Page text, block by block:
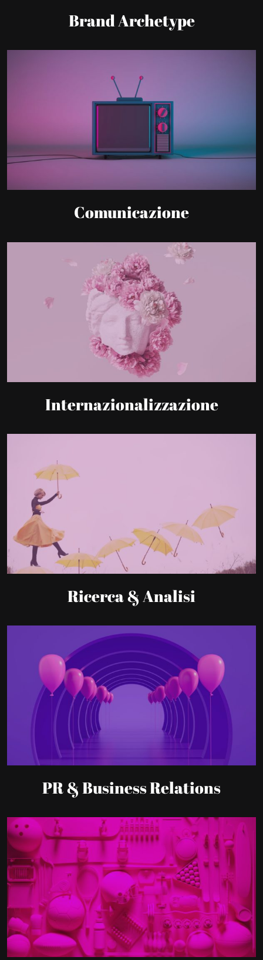
Brand Archetype
Comunicazione
Internazionalizzazione
Ricerca & Analisi
PR & Business Relations